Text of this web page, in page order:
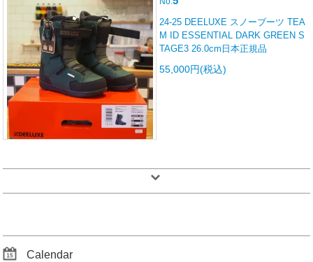
24-25 DEELUXE スノーブーツ TEA
M ID ESSENTIAL DARK GREEN S
TAGE3 26.0cm日本正規品
55,000円(税込)
Calendar